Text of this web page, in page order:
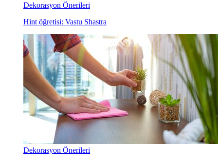
Dekorasyon Önerileri
Hint öğretisi: Vastu Shastra
Dekorasyon Önerileri